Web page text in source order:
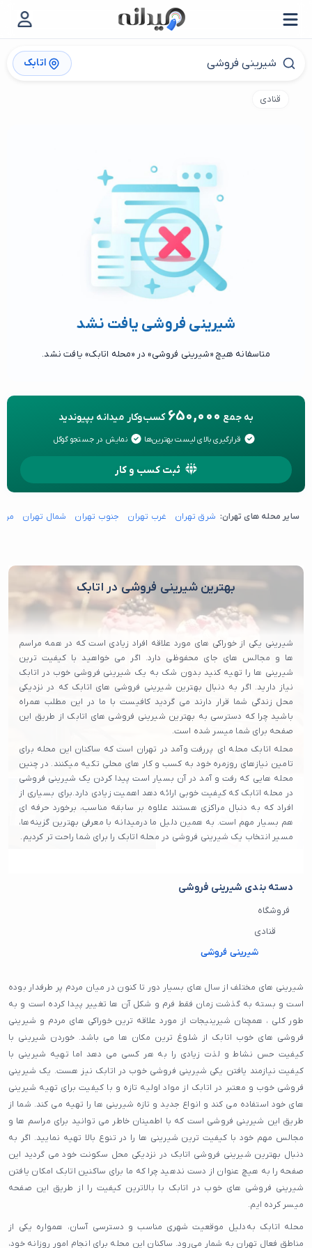
اتابک
قنادی
شیرینی فروشی یافت نشد
متاسفانه هیچ «شیرینی فروشی» در «محله اتابک» یافت نشد.
به جمع 650,000 کسب‌وکار میدانه بپیوندید
قرارگیری بالای لیست بهترین‌ها نمایش در جستجو گوگل
ثبت کسب و کار
سایر محله های تهران: شرق تهران غرب تهران جنوب تهران شمال تهران
بهترین شیرینی فروشی در اتابک
شیرینی یکی از خوراکی های مورد علاقه افراد زیادی است که در همه مراسم
ها و مجالس های جای محفوظی دارد. اگر می خواهید با کیفیت ترین
شیرینی ها را تهیه کنید بدون شک به یک شیرینی فروشی خوب در اتابک
نیاز دارید. اگر به دنبال بهترین شیرینی فروشی های اتابک که در نزدیکی
محل زندگی شما قرار دارند می گردید کافیست با ما در این مطلب همراه
باشید چرا که دسترسی به بهترین شیرینی فروشی های اتابک از طریق این
صفحه برای شما میسر شده است.
محله اتابک محله‌ ای پررفت‌ وآمد در تهران است که ساکنان این محله برای
تامین نیازهای روزمره خود به کسب و کار های محلی تکیه میکنند. در چنین
محله هایی که رفت و آمد در آن بسیار است پیدا کردن یک شیرینی فروشی
در محله اتابک که کیفیت خوبی ارائه دهد اهمیت زیادی دارد.برای بسیاری از
افراد که به دنبال مراکزی هستند علاوه بر سابقه مناسب، برخورد حرفه‌ ای
هم بسیار مهم است. به همین دلیل ما درمیدانه با معرفی بهترین گزینه‌ها،
مسیر انتخاب یک شیرینی فروشی در محله اتابک را برای شما راحت تر کردیم.
دسته بندی شیرینی فروشی
فروشگاه
قنادی
شیرینی فروشی
شیرینی های مختلف از سال های بسیار دور تا کنون در میان مردم پر طرفدار بوده
است و بسته به گذشت زمان فقط فرم و شکل آن ها تغییر پیدا کرده است و به
طور کلی ، همچنان شیرینیجات از مورد علاقه ترین خوراکی های مردم و شیرینی
فروشی های خوب اتابک از شلوغ ترین مکان ها می باشد. خوردن شیرینی با
کیفیت حس نشاط و لذت زیادی را به هر کسی می دهد اما تهیه شیرینی با
کیفیت نیازمند یافتن یکی شیرینی فروشی خوب در اتابک نیز هست. یک شیرینی
فروشی خوب و معتبر در اتابک از مواد اولیه تازه و با کیفیت برای تهیه شیرینی
های خود استفاده می کند و انواع جدید و تازه شیرینی ها را تهیه می کند. شما از
طریق این شیرینی فروشی است که با اطمینان خاطر می توانید برای مراسم ها و
مجالس مهم خود با کیفیت ترین شیرینی ها را در تنوع بالا تهیه نمایید. اگر به
دنبال بهترین شیرینی فروشی اتابک در نزدیکی محل سکونت خود می گردید این
صفحه را به هیچ عنوان از دست ندهید چرا که ما برای ساکنین اتابک امکان یافتن
شیرینی فروشی های خوب در اتابک با بالاترین کیفیت را از طریق این صفحه
میسر کرده ایم.
محله اتابک به‌دلیل موقعیت شهری مناسب و دسترسی آسان، همواره یکی از
مناطق فعال تهران به شمار می‌رود. ساکنان این محله برای انجام امور روزانه خود،